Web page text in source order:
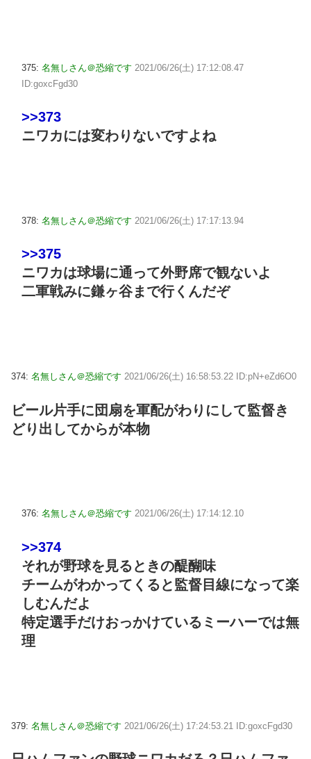
375: 名無しさん＠恐縮です 2021/06/26(土) 17:12:08.47
ID:goxcFgd30
>>373
ニワカには変わりないですよね
378: 名無しさん＠恐縮です 2021/06/26(土) 17:17:13.94
>>375
ニワカは球場に通って外野席で観ないよ
二軍戦みに鎌ヶ谷まで行くんだぞ
374: 名無しさん＠恐縮です 2021/06/26(土) 16:58:53.22 ID:pN+eZd6O0
ビール片手に団扇を軍配がわりにして監督き
どり出してからが本物
376: 名無しさん＠恐縮です 2021/06/26(土) 17:14:12.10
>>374
それが野球を見るときの醍醐味
チームがわかってくると監督目線になって楽
しむんだよ
特定選手だけおっかけているミーハーでは無
理
379: 名無しさん＠恐縮です 2021/06/26(土) 17:24:53.21 ID:goxcFgd30